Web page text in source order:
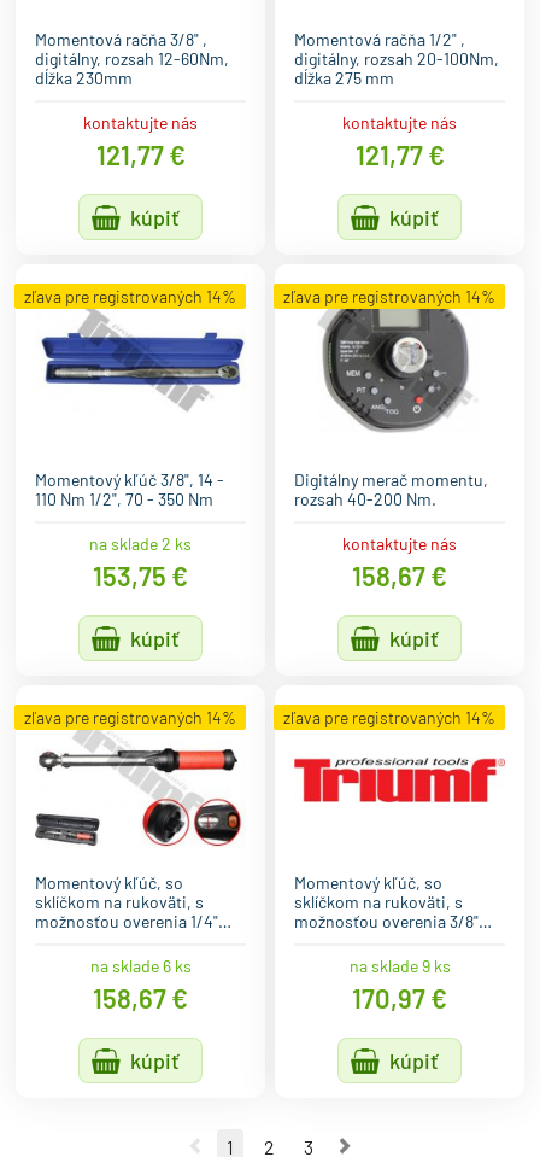
Momentová račňa 3/8" ,
digitálny, rozsah 12-60Nm,
dĺžka 230mm
kontaktujte nás
121,77 €
kúpiť
Momentová račňa 1/2" ,
digitálny, rozsah 20-100Nm,
dĺžka 275 mm
kontaktujte nás
121,77 €
kúpiť
zľava pre registrovaných 14%
Momentový kľúč 3/8", 14 -
110 Nm 1/2", 70 - 350 Nm
na sklade 2 ks
153,75 €
kúpiť
zľava pre registrovaných 14%
Digitálny merač momentu,
rozsah 40-200 Nm.
kontaktujte nás
158,67 €
kúpiť
zľava pre registrovaných 14%
Momentový kľúč, so
sklíčkom na rukoväti, s
možnosťou overenia 1/4"…
na sklade 6 ks
158,67 €
kúpiť
zľava pre registrovaných 14%
Momentový kľúč, so
sklíčkom na rukoväti, s
možnosťou overenia 3/8"…
na sklade 9 ks
170,97 €
kúpiť
Predchádzajúca strana
1 2 3